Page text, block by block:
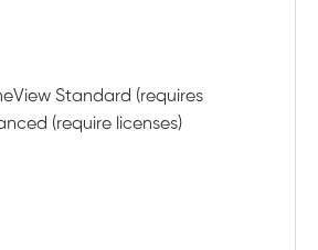
Standard (requires
(require licenses)